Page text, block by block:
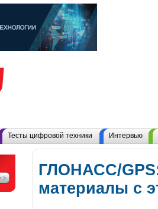
Тесты цифровой техники Интервью
ГЛОНАСС/
материалы с